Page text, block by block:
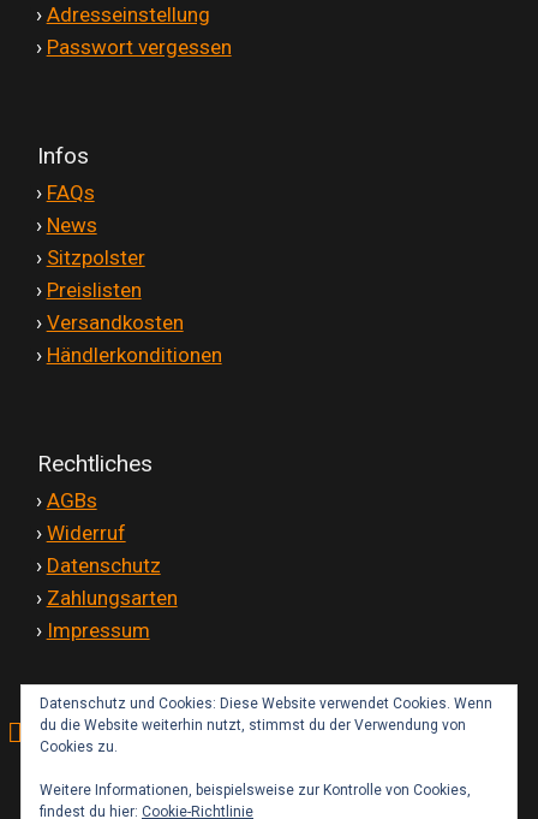
› Adresseinstellung
› Passwort vergessen
Infos
› FAQs
› News
› Sitzpolster
› Preislisten
› Versandkosten
› Händlerkonditionen
Rechtliches
› AGBs
› Widerruf
› Datenschutz
› Zahlungsarten
› Impressum
Kontakt
Datenschutz und Cookies: Diese Website verwendet Cookies. Wenn
du die Website weiterhin nutzt, stimmst du der Verwendung von
Cookies zu.
Weitere Informationen, beispielsweise zur Kontrolle von Cookies,
findest du hier: Cookie-Richtlinie